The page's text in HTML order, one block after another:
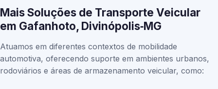
Mais Soluções de Transporte Veicular
em Gafanhoto, Divinópolis‑MG
Atuamos em diferentes contextos de mobilidade
automotiva, oferecendo suporte em ambientes urbanos,
rodoviários e áreas de armazenamento veicular, como: